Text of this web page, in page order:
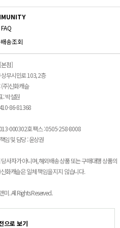
FAQ
송조회
[본점]
무시민로 103, 2층
(주)신화캐슬
: 박설원
86-81368
000302호 팩스 : 0505-258-8008
임 및 담당 : 윤상권
사자가 아니며, 해외배송 상품 또는 구매대행 상품의
화캐슬은 일체 책임을 지지 않습니다.
. All Rights Reserved.
으로 보기